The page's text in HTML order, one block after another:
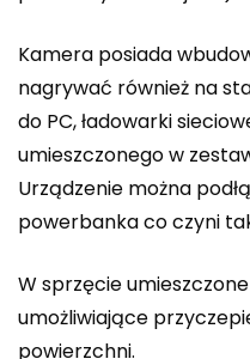
Kamera posiada
nagrywać również na
do PC, ładowarki
umieszczonego w
Urządzenie można
powerbanka co czyni
W sprzęcie
umożliwiające
powierzchni.